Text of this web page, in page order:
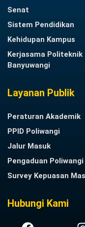
Senat
Sistem Pendidikan
Kehidupan Kampus
Kerjasama Politeknik
Banyuwangi
Layanan Publik
Peraturan Akademik
PPID Poliwangi
Jalur Masuk
Pengaduan Poliwangi
Survey Kepuasan
Hubungi Kami